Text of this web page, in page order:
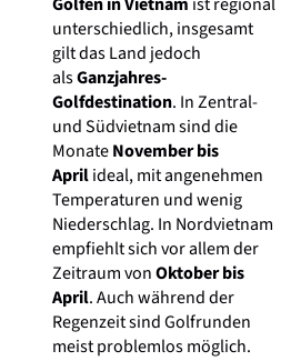
unterschiedlich, insgesamt
gilt das Land jedoch
alsGanzjahres-
Golfdestination. In Zentral-
und Südvietnam sind die
MonateNovember bis
Aprilideal, mit angenehmen
Temperaturen und wenig
Niederschlag. In Nordvietnam
empfiehlt sich vor allem der
Zeitraum vonOktober bis
April. Auch während der
Regenzeit sind Golfrunden
meist problemlos möglich.